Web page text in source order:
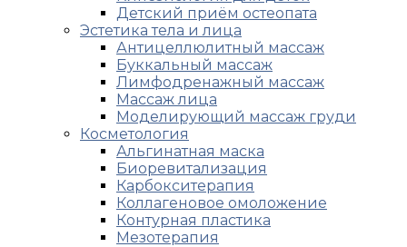
Детский приём остеопата
Эстетика тела и лица
Антицеллюлитный массаж
Буккальный массаж
Лимфодренажный массаж
Массаж лица
Моделирующий массаж груди
Косметология
Альгинатная маска
Биоревитализация
Карбокситерапия
Коллагеновое омоложение
Контурная пластика
Мезотерапия